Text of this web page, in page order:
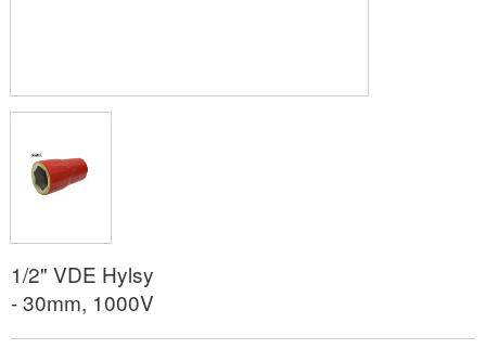
1/2" VDE Hylsy
- 30mm, 1000V